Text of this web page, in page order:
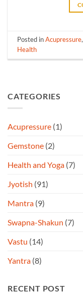
Posted inAcupressure,
Health
CATEGORIES
Acupressure (1)
Gemstone (2)
Health and Yoga (7)
Jyotish (91)
Mantra (9)
Swapna-Shakun (7)
Vastu (14)
Yantra (8)
RECENT POST